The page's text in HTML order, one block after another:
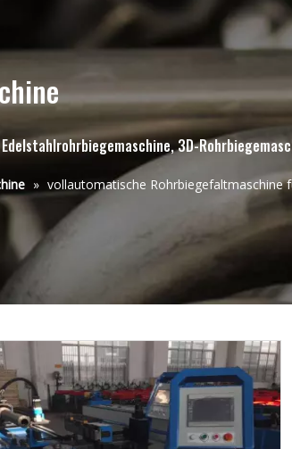
3D-
» vollautomatische Rohrbiegefaltmaschine